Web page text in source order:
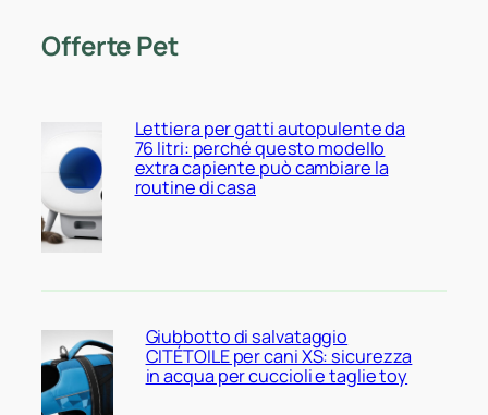
Offerte Pet
Lettiera per gatti autopulente da
76 litri: perché questo modello
extra capiente può cambiare la
routine di casa
Giubbotto di salvataggio
CITÉTOILE per cani XS: sicurezza
in acqua per cuccioli e taglie toy